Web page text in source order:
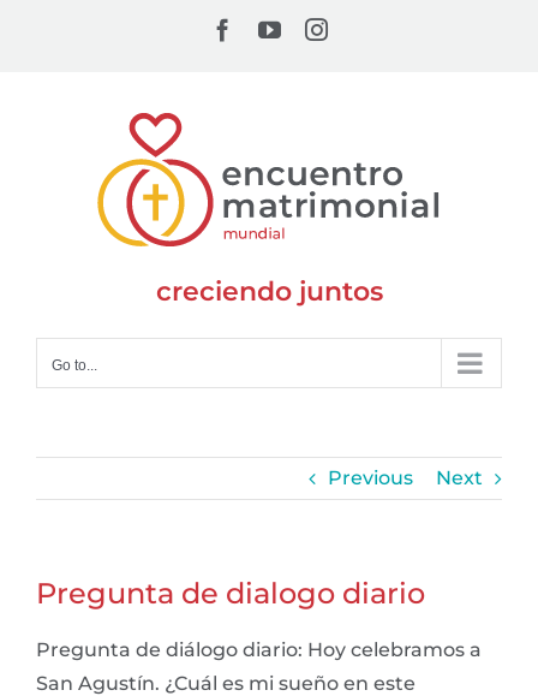
Facebook
YouTubeInstagram
creciendo juntos
Go to...
Previous Next
Pregunta de dialogo diario
Pregunta de diálogo diario: Hoy celebramos a
San Agustín. ¿Cuál es mi sueño en este